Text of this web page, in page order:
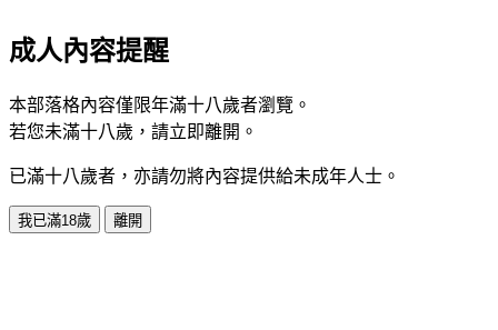
成人內容提醒
本部落格內容僅限年滿十八歲者瀏覽。
若您未滿十八歲，請立即離開。
已滿十八歲者，亦請勿將內容提供給未成年人士。
我已滿18歲 離開